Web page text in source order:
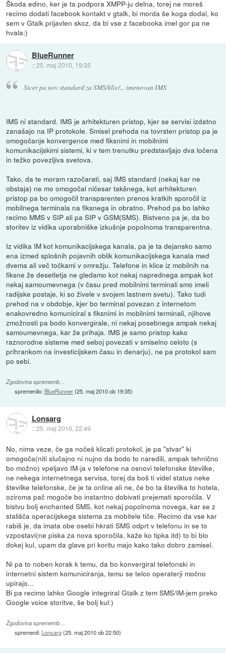
Škoda edino, ker je ta podpora XMPP-ju delna, torej ne moreš
recimo dodati facebook kontakt v gtalk, bi morda še koga dodal, ko
sem v Gtalk prijavlen skoz, da bi vse z facebooka imel gor pa ne
hvala:)
BlueRunner
::25. maj 2010, 19:35
Sicer pa nov standard za SMS/klic/... imenovan IMS
IMS ni standard. IMS je arhitekturen pristop, kjer se servisi izdatno
zanašajo na IP protokole. Smisel prehoda na tovrsten pristop pa je
omogočanje konvergence med fiksnimi in mobilnimi
komunikacijskimi sistemi, ki v tem trenutku predstavljajo dva ločena
in težko povezljiva svetova.
Tako, da te moram razočarati, saj IMS standard (nekaj kar ne
obstaja) ne mo omogočal ničesar takšnega, kot arhitekturen
pristop pa bo omogočil transparenten prenos kratkih sporočil iz
mobilnega terminala na fiksnega in obratno. Prehod pa bo lahko
recimo MMS v SIP ali pa SIP v GSM(SMS). Bistveno pa je, da bo
storitev iz vidika uporabniške izkušnje popolnoma transparentna.
Iz vidika IM kot komunikacijskega kanala, pa je ta dejansko samo
ena izmed splošnih pojavnih oblik komunikacijskega kanala med
dvema ali več točkami v omrežju. Telefone in klice iz mobilnih na
fiksne že desetletja ne gledamo kot nekaj naprednega ampak kot
nekaj samoumevnega (v času pred mobilnimi terminali smo imeli
radijske postaje, ki so živele v svojem lastnem svetu). Tako tudi
prehod na v obdobje, kjer bo terminal povezan z internetom
enakovredno komuniciral s fiksnimi in mobilnimi terminali, njihove
zmožnosti pa bodo konvergirale, ni nekaj posebnega ampak nekaj
samoumevnega, kar že prihaja. IMS je samo pristop kako
raznorodne sisteme med seboj povezati v smiselno celoto (s
prihrankom na investicijskem času in denarju), ne pa protokol sam
po sebi.
Zgodovina sprememb…
spremenilo: BlueRunner(25. maj 2010 ob 19:35)
Lonsarg
::25. maj 2010, 22:49
No, nima veze, če ga nočeš klicati protokol, je pa "stvar" ki
omogoča(niti slučajno ni nujno da bodo to naredili, ampak tehnično
bo možno) vpeljavo IM-ja v telefone na osnovi telefonske številke,
ne nekega internetnega servisa, torej da boš ti videl status neke
številke telefonske, če je ta online ali ne, če bo ta številka to hotela,
oziroma pač mogoče bo instantno dobivati prejemati sporočila. V
bistvu bolj enchanted SMS, kot nekaj popolnoma novega, kar se z
stališča operacijskega sistema za mobitele tiče. Recimo da vse kar
rabiš je, da imata obe osebi hkrati SMS odprt v telefonu in se to
vzpostavi(ne piska za nova sporočila, kaže ko tipka itd) to bi blo
dokej kul, upam da glave pri koritu majo kako tako dobro zamisel.
Ni pa to noben korak k temu, da bo konvergiral telefonski in
internetni sistem komuniciranja, temu se telco operaterji močno
upirajo...
Bi pa recimo lahko Google integriral Gtalk z tem SMS/IM-jem preko
Google voice storitve, še bolj kul:)
Zgodovina sprememb…
spremenil: Lonsarg(25. maj 2010 ob 22:50)